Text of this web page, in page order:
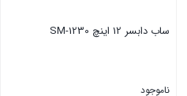
ساب دابسر 12 اینچ SM-1230
ناموجود